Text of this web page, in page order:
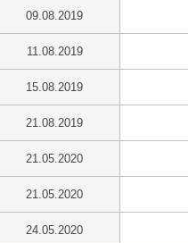
09.08.2019
11.08.2019
15.08.2019
21.08.2019
21.05.2020
21.05.2020
24.05.2020